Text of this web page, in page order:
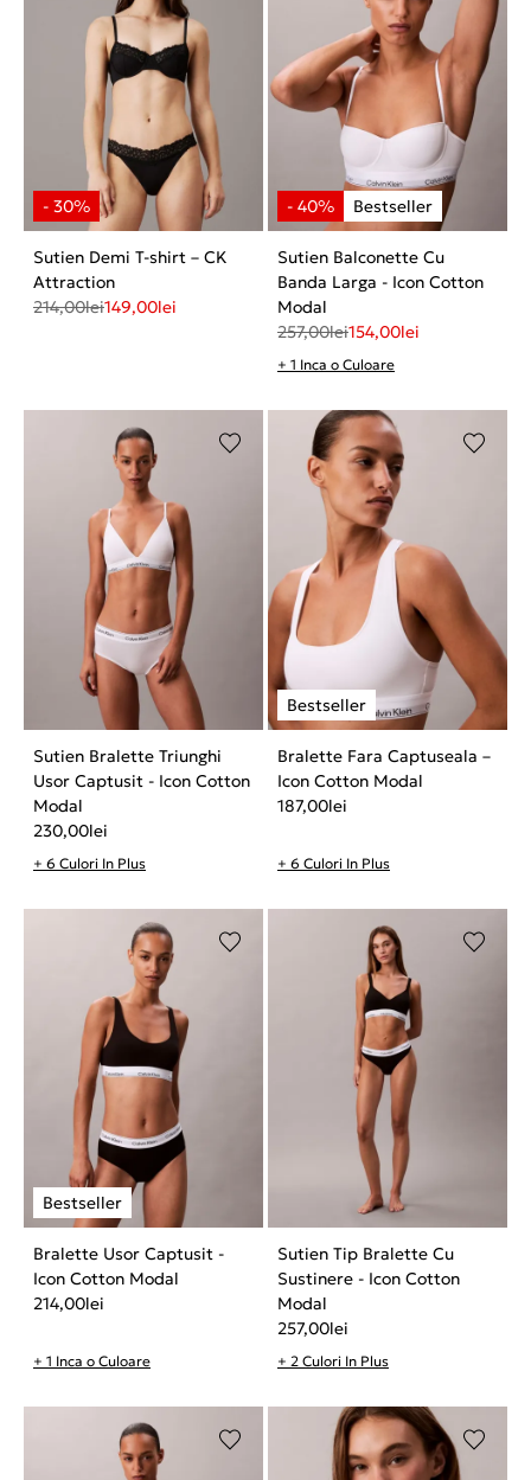
Sutien Demi T-shirt – CK
Attraction
214,00lei149,00lei
Sutien Balconette Cu
Banda Larga - Icon Cotton
Modal
257,00lei154,00lei
+ 1 Inca o Culoare
Sutien Bralette Triunghi
Usor Captusit - Icon Cotton
Modal
230,00lei
+ 6 Culori In Plus
Bralette Fara Captuseala –
Icon Cotton Modal
187,00lei
+ 6 Culori In Plus
Bralette Usor Captusit -
Icon Cotton Modal
214,00lei
+ 1 Inca o Culoare
Sutien Tip Bralette Cu
Sustinere - Icon Cotton
Modal
257,00lei
+ 2 Culori In Plus